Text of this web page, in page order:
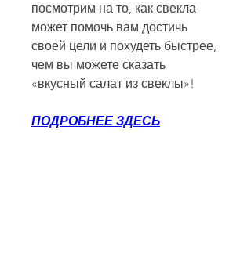
посмотрим на то, как свекла
может помочь вам достичь
своей цели и похудеть быстрее,
чем вы можете сказать
«вкусный салат из свеклы»!
ПОДРОБНЕЕ ЗДЕСЬ